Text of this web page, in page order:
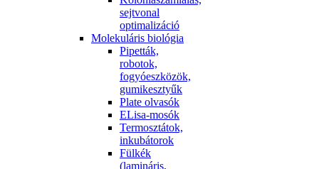
sejtvonal
optimalizáció
Molekuláris biológia
Pipetták,
robotok,
fogyóeszközök,
gumikesztyűk
Plate olvasók
ELisa-mosók
Termosztátok,
inkubátorok
Fülkék
(lamináris,